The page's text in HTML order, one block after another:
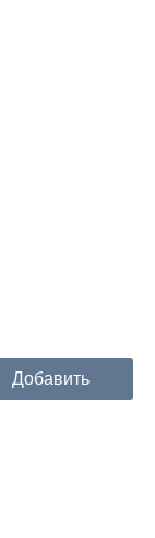
Добавить